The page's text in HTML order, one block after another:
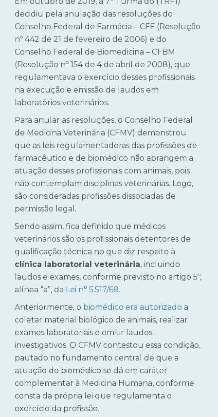
decidiu pela anulação das resoluções do
Conselho Federal de Farmácia – CFF (Resolução
nº 442 de 21 de fevereiro de 2006) e do
Conselho Federal de Biomedicina – CFBM
(Resolução nº 154 de 4 de abril de 2008), que
regulamentava o exercício desses profissionais
na execução e emissão de laudos em
laboratórios veterinários.
Para anular as resoluções, o Conselho Federal
de Medicina Veterinária (CFMV) demonstrou
que as leis regulamentadoras das profissões de
farmacêutico e de biomédico não abrangem a
atuação desses profissionais com animais, pois
não contemplam disciplinas veterinárias. Logo,
são consideradas profissões dissociadas de
permissão legal.
Sendo assim, fica definido que médicos
veterinários são os profissionais detentores de
qualificação técnica no que diz respeito à
clínica laboratorial veterinária, incluindo
laudos e exames, conforme previsto no artigo 5º,
alínea “a”, da Lei n° 5.517/68.
Anteriormente, o biomédico era autorizado a
coletar material biológico de animais, realizar
exames laboratoriais e emitir laudos
investigativos. O CFMV contestou essa condição,
pautado no fundamento central de que a
atuação do biomédico se dá em caráter
complementar à Medicina Humana, conforme
consta da própria lei que regulamenta o
exercício da profissão.